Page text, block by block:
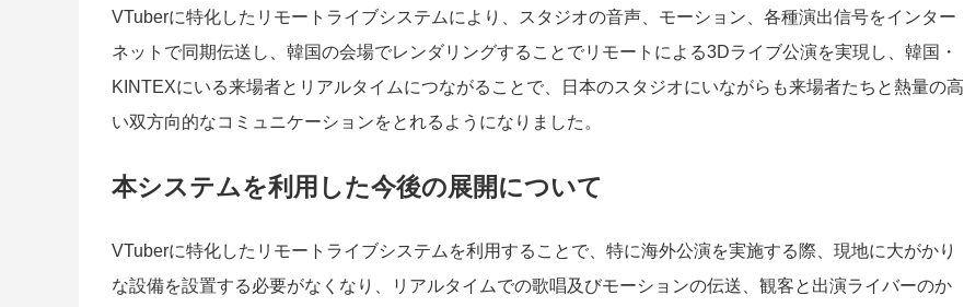
VTuberに特化したリモートライブシステムにより、スタジオの音声、モーション、各種演出信号をインター
ネットで同期伝送し、韓国の会場でレンダリングすることでリモートによる3Dライブ公演を実現し、韓国・
KINTEXにいる来場者とリアルタイムにつながることで、日本のスタジオにいながらも来場者たちと熱量の高
い双方向的なコミュニケーションをとれるようになりました。
本システムを利用した今後の展開について
VTuberに特化したリモートライブシステムを利用することで、特に海外公演を実施する際、現地に大がかり
な設備を設置する必要がなくなり、リアルタイムでの歌唱及びモーションの伝送、観客と出演ライバーのか